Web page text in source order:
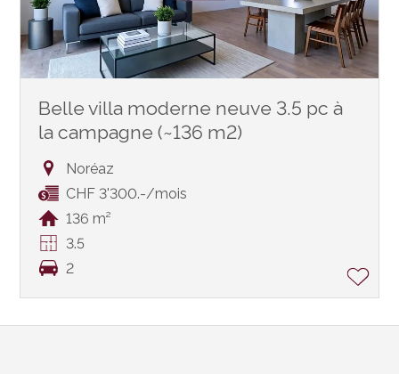
Belle villa moderne neuve 3.5 pc à
la campagne (~136 m2)
Noréaz
CHF 3'300.-/mois
136 m²
3.5
2